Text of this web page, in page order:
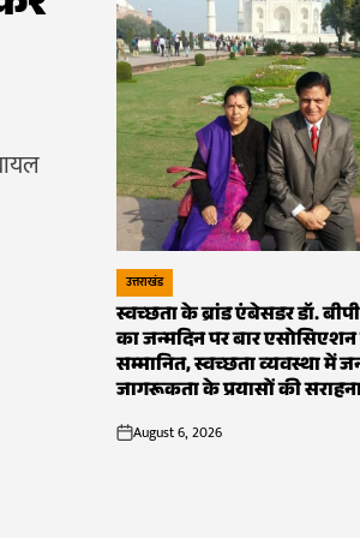
सम्मानित,
जागरूकता के
onAugust 6, 2026
श्रीनगर गढ़वाल। देवभूमि के
संकल्प के साथ निरंतर कार्यरत
POSTED
IN
उत्तराखंड
स्वच्छता के ब्रांड एंबेसडर डॉ.
का जन्मदिन पर बार
सम्मानित, स्वच्छता व्यवस्था में
जागरूकता के प्रयासों की
onAugust 6, 2026